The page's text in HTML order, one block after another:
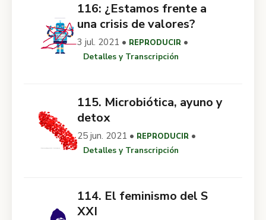
116: ¿Estamos frente a
una crisis de valores?
3 jul. 2021 • REPRODUCIR •
Detalles y Transcripción
115. Microbiótica, ayuno y
detox
25 jun. 2021 • REPRODUCIR •
Detalles y Transcripción
114. El feminismo del S
XXI